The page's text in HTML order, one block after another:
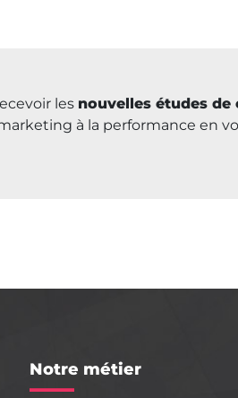
les nouvelles études de
à la performance en
Notre métier